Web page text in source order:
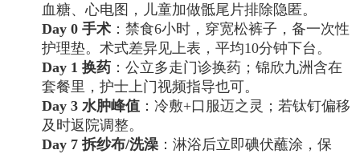
血糖、心电图，儿童加做骶尾片排除隐匿。
Day 0 手术：禁食6小时，穿宽松裤子，备一次性
护理垫。术式差异见上表，平均10分钟下台。
Day 1 换药：公立多走门诊换药；锦欣九洲含在
套餐里，护士上门视频指导也可。
Day 3 水肿峰值：冷敷+口服迈之灵；若钛钉偏移
及时返院调整。
Day 7 拆纱布/洗澡：淋浴后立即碘伏蘸涂，保